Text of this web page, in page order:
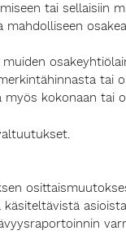
tai sellaisiin
tai
kokonaan tai